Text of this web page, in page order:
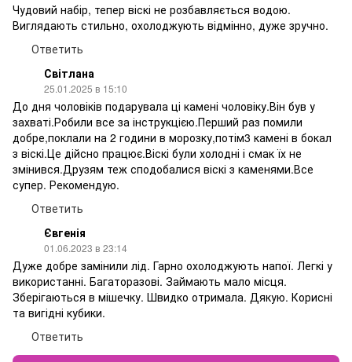
Чудовий набір, тепер віскі не розбавляється водою.
Виглядають стильно, охолоджують відмінно, дуже зручно.
Ответить
Світлана
25.01.2025 в 15:10
До дня чоловіків подарувала ці камені чоловіку.Він був у
захваті.Робили все за інструкцією.Перший раз помили
добре,поклали на 2 години в морозку,потім3 камені в бокал
з віскі.Це дійсно працює.Віскі були холодні і смак їх не
змінився.Друзям теж сподобалися віскі з каменями.Все
супер. Рекомендую.
Ответить
Євгенія
01.06.2023 в 23:14
Дуже добре замінили лід. Гарно охолоджують напої. Легкі у
використанні. Багаторазові. Займають мало місця.
Зберігаються в мішечку. Швидко отримала. Дякую. Корисні
та вигідні кубики.
Ответить